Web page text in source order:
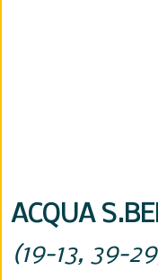
ACQUA
(19-13, 39-